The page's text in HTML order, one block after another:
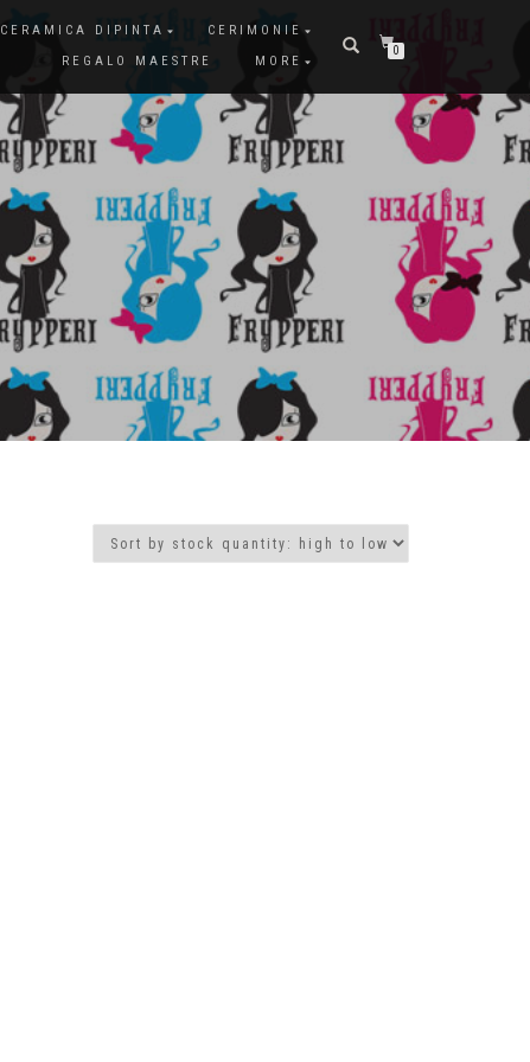
CERAMICA DIPINTA
CERIMONIE
REGALO MAESTRE
MORE
0